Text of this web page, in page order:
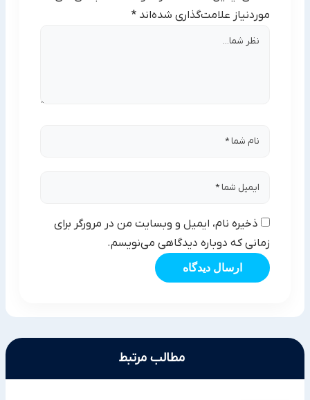
موردنیاز علامت‌گذاری شده‌اند *
ذخیره نام، ایمیل و وبسایت من در مرورگر برای
زمانی که دوباره دیدگاهی می‌نویسم.
ارسال دیدگاه
مطالب مرتبط